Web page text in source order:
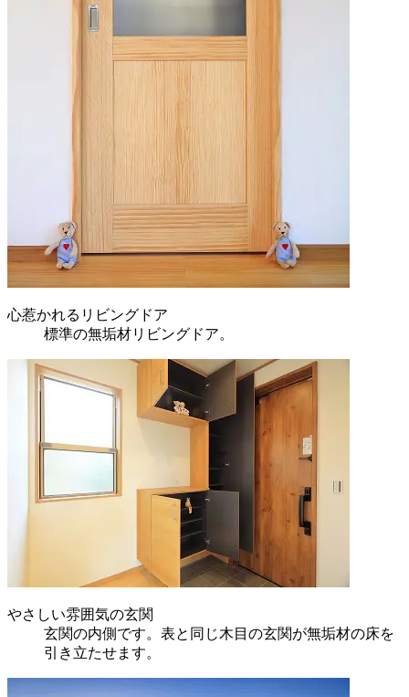
心惹かれるリビングドア
標準の無垢材リビングドア。
やさしい雰囲気の玄関
玄関の内側です。表と同じ木目の玄関が無垢材の床を
引き立たせます。